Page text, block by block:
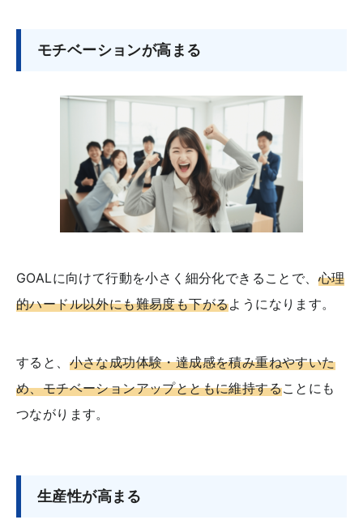
モチベーションが高まる
GOALに向けて行動を小さく細分化できることで、 心理
的ハードル以外にも難易度も下がるようになります。
すると、 小さな成功体験・達成感を積み重ねやすいた
め、モチベーションアップとともに維持することにも
つながります。
生産性が高まる